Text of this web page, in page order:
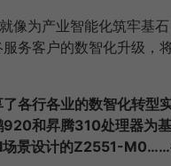
像为产业智能化筑牢基
务客户的数智化升级，
各行各业的数智化转型
920和昇腾310处理器为
景设计的Z2551-M0……